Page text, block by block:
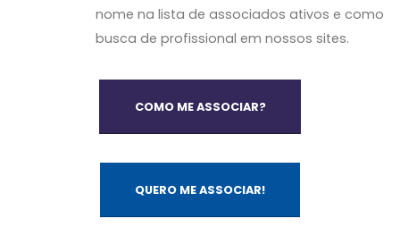
nome na lista de associados ativos e como
busca de profissional em nossos sites.
COMO ME ASSOCIAR?
QUERO ME ASSOCIAR!